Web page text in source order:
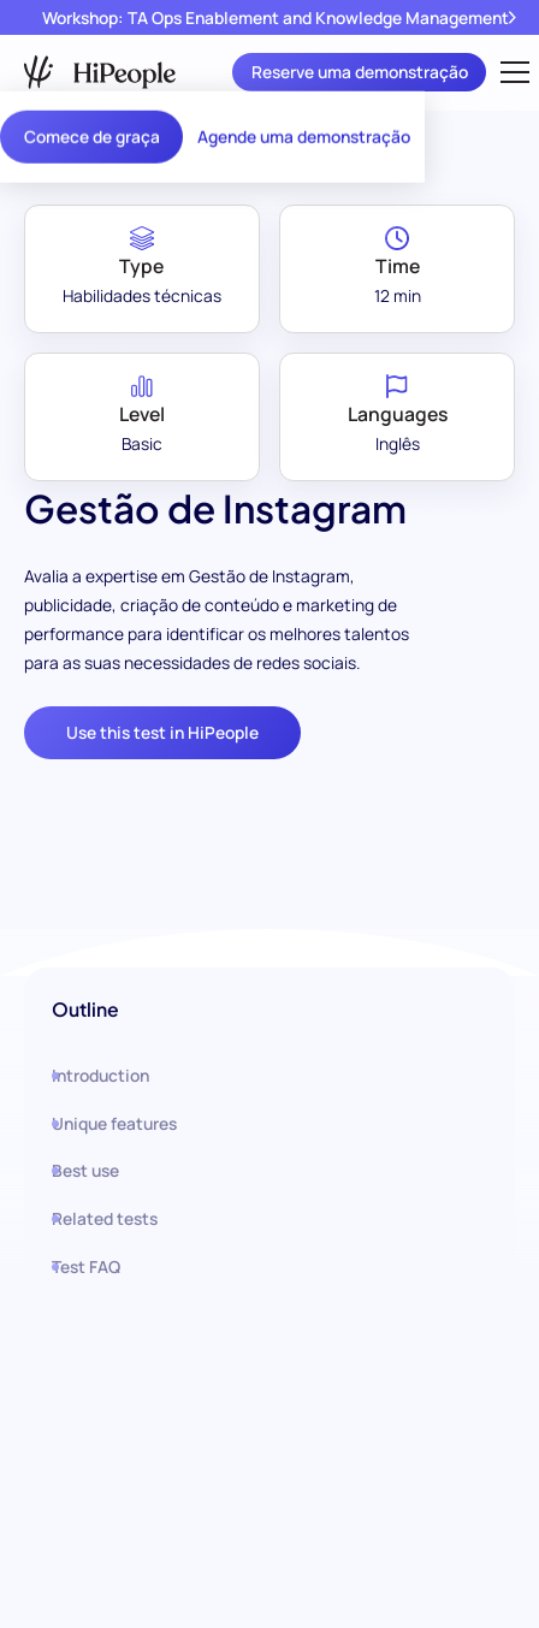
Comece de graça Agende uma demonstração
Workshop: TA Ops Enablement and Knowledge Management
Reserve uma demonstração
Assessment Library
Gestão de Instagram
Avalia a expertise em Gestão de Instagram,
publicidade, criação de conteúdo e marketing de
performance para identificar os melhores talentos
para as suas necessidades de redes sociais.
Use this test in HiPeople
Type
Habilidades técnicas
Time
12 min
Level
Basic
Languages
Inglês
Outline
Introduction
Unique features
Best use
Related tests
Test FAQ